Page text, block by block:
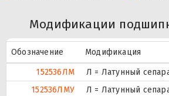
Модификации
Обозначение
Модификация
152536ЛМ
Л = Латунный
152536ЛМУ
Л = Латунный